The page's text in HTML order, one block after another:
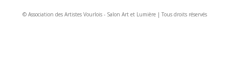
© Association des Artistes Vourlois - Salon Art et Lumière | Tous droits réservés